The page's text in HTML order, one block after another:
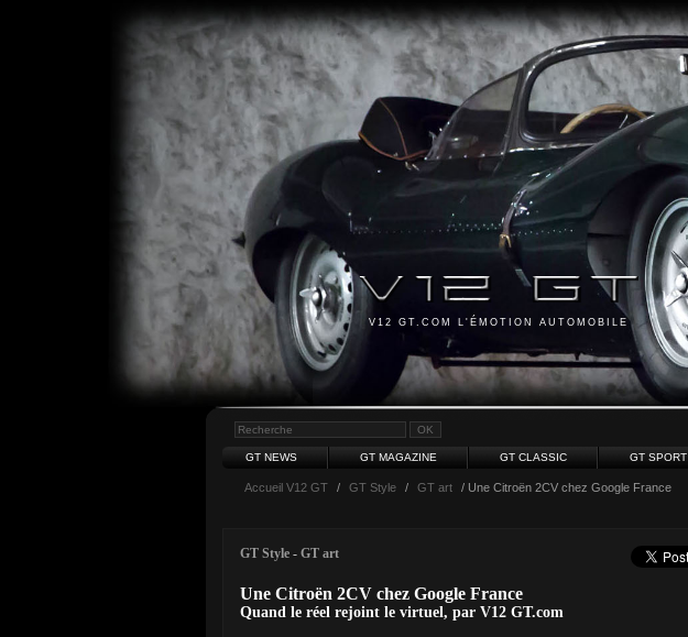
V12 GT.COM L'ÉMOTION AUTOMOBILE
GT NEWS GT MAGAZINE GT CLASSIC GT SPORT
Accueil V12 GT / GT Style / GT art / Une Citroën 2CV chez Google France
GT Style - GT art
Une Citroën 2CV chez Google France
Quand le réel rejoint le virtuel, par V12 GT.com